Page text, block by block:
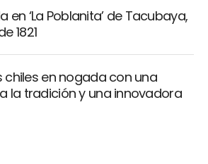
en ‘La Poblanita’ de Tacubaya,
1821
chiles en nogada con una
la tradición y una innovadora